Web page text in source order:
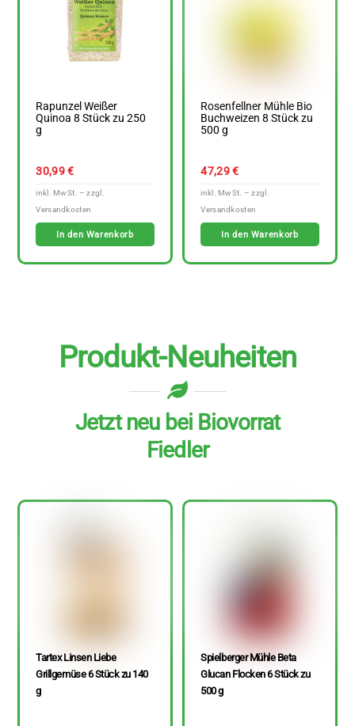
Rapunzel Weißer
Quinoa 8 Stück zu 250
g
30,99€
In den Warenkorb
Rosenfellner Mühle Bio
Buchweizen 8 Stück zu
500 g
47,29€
In den Warenkorb
Produkt-Neuheiten
Jetzt neu bei Biovorrat
Fiedler
Tartex Linsen Liebe
Grillgemüse 6 Stück zu 140
g
Spielberger Mühle Beta
Glucan Flocken 6 Stück zu
500 g